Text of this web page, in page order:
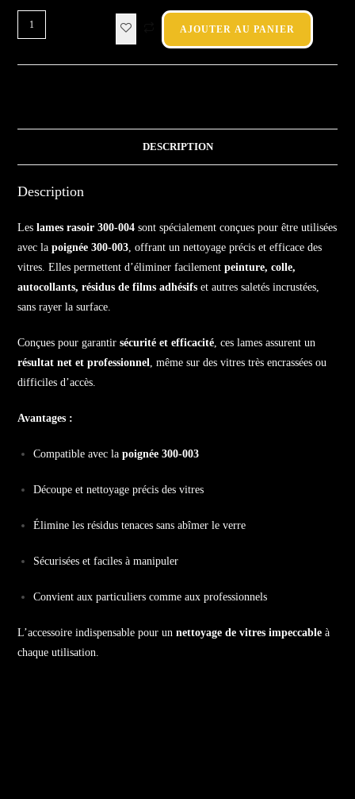
AJOUTER AU PANIER
DESCRIPTION
Description
Leslames rasoir 300-004 sont spécialement conçues pour être utilisées
avec lapoignée 300-003, offrant un nettoyage précis et efficace des
vitres. Elles permettent d’éliminer facilementpeinture, colle,
autocollants, résidus de films adhésifs et autres saletés incrustées,
sans rayer la surface.
Conçues pour garantirsécurité et efficacité, ces lames assurent un
résultat net et professionnel, même sur des vitres très encrassées ou
difficiles d’accès.
Avantages :
Compatible avec lapoignée 300-003
Découpe et nettoyage précis des vitres
Élimine les résidus tenaces sans abîmer le verre
Sécurisées et faciles à manipuler
Convient aux particuliers comme aux professionnels
L’accessoire indispensable pour unnettoyage de vitres impeccable à
chaque utilisation.